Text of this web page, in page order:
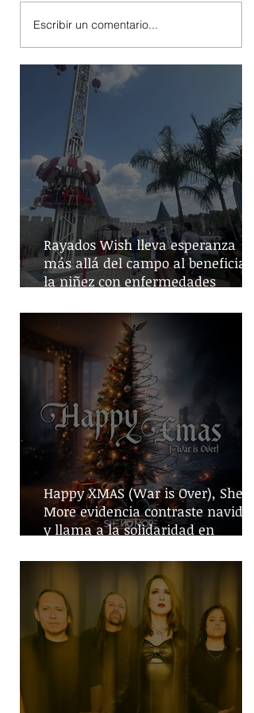
Escribir un comentario...
Rayados Wish lleva esperanza
más allá del campo al beneficiar a
la niñez con enfermedades
Happy XMAS (War is Over), She
More evidencia contraste
y llama a la solidaridad en